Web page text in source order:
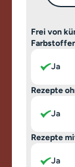
Frei von
Ja
Rezepte
Ja
Rezepte
Ja